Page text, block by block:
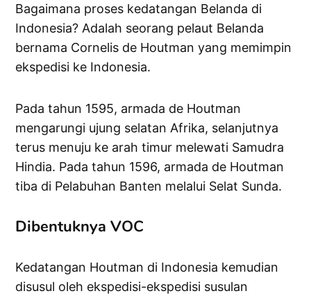
Bagaimana proses kedatangan Belanda di
Indonesia? Adalah seorang pelaut Belanda
bernama Cornelis de Houtman yang memimpin
ekspedisi ke Indonesia.
Pada tahun 1595, armada de Houtman
mengarungi ujung selatan Afrika, selanjutnya
terus menuju ke arah timur melewati Samudra
Hindia. Pada tahun 1596, armada de Houtman
tiba di Pelabuhan Banten melalui Selat Sunda.
Dibentuknya VOC
Kedatangan Houtman di Indonesia kemudian
disusul oleh ekspedisi-ekspedisi susulan